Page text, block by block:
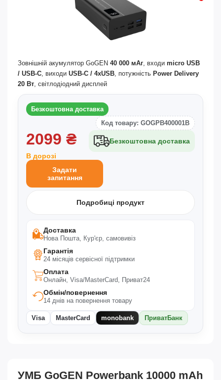
Зовнішній акумулятор GoGEN 40 000 мАг , входи micro USB
/ USB-C , виходи USB-C / 4xUSB , потужність Power Delivery
20 Вт , світлодіодний дисплей
Безкоштовна доставка
Код товару: GOGPB400001B
2099 ₴
Безкоштовна доставка
В дорозі
Задати
запитання
Подробиці продукт
Доставка
Нова Пошта, Кур'єр, самовивіз
Гарантія
24 місяців сервісної підтримки
Оплата
Онлайн, Visa/MasterCard, Приват24
Обмін/повернення
14 днів на повернення товару
Visa MasterCard monobank ПриватБанк
УМБ GoGEN Powerbank 10000 mAh